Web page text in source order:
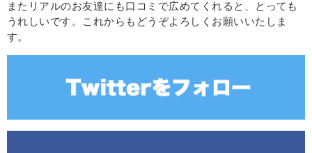
またリアルのお友達にも口コミで広めてくれると、とっても
うれしいです。これからもどうぞよろしくお願いいたしま
す。